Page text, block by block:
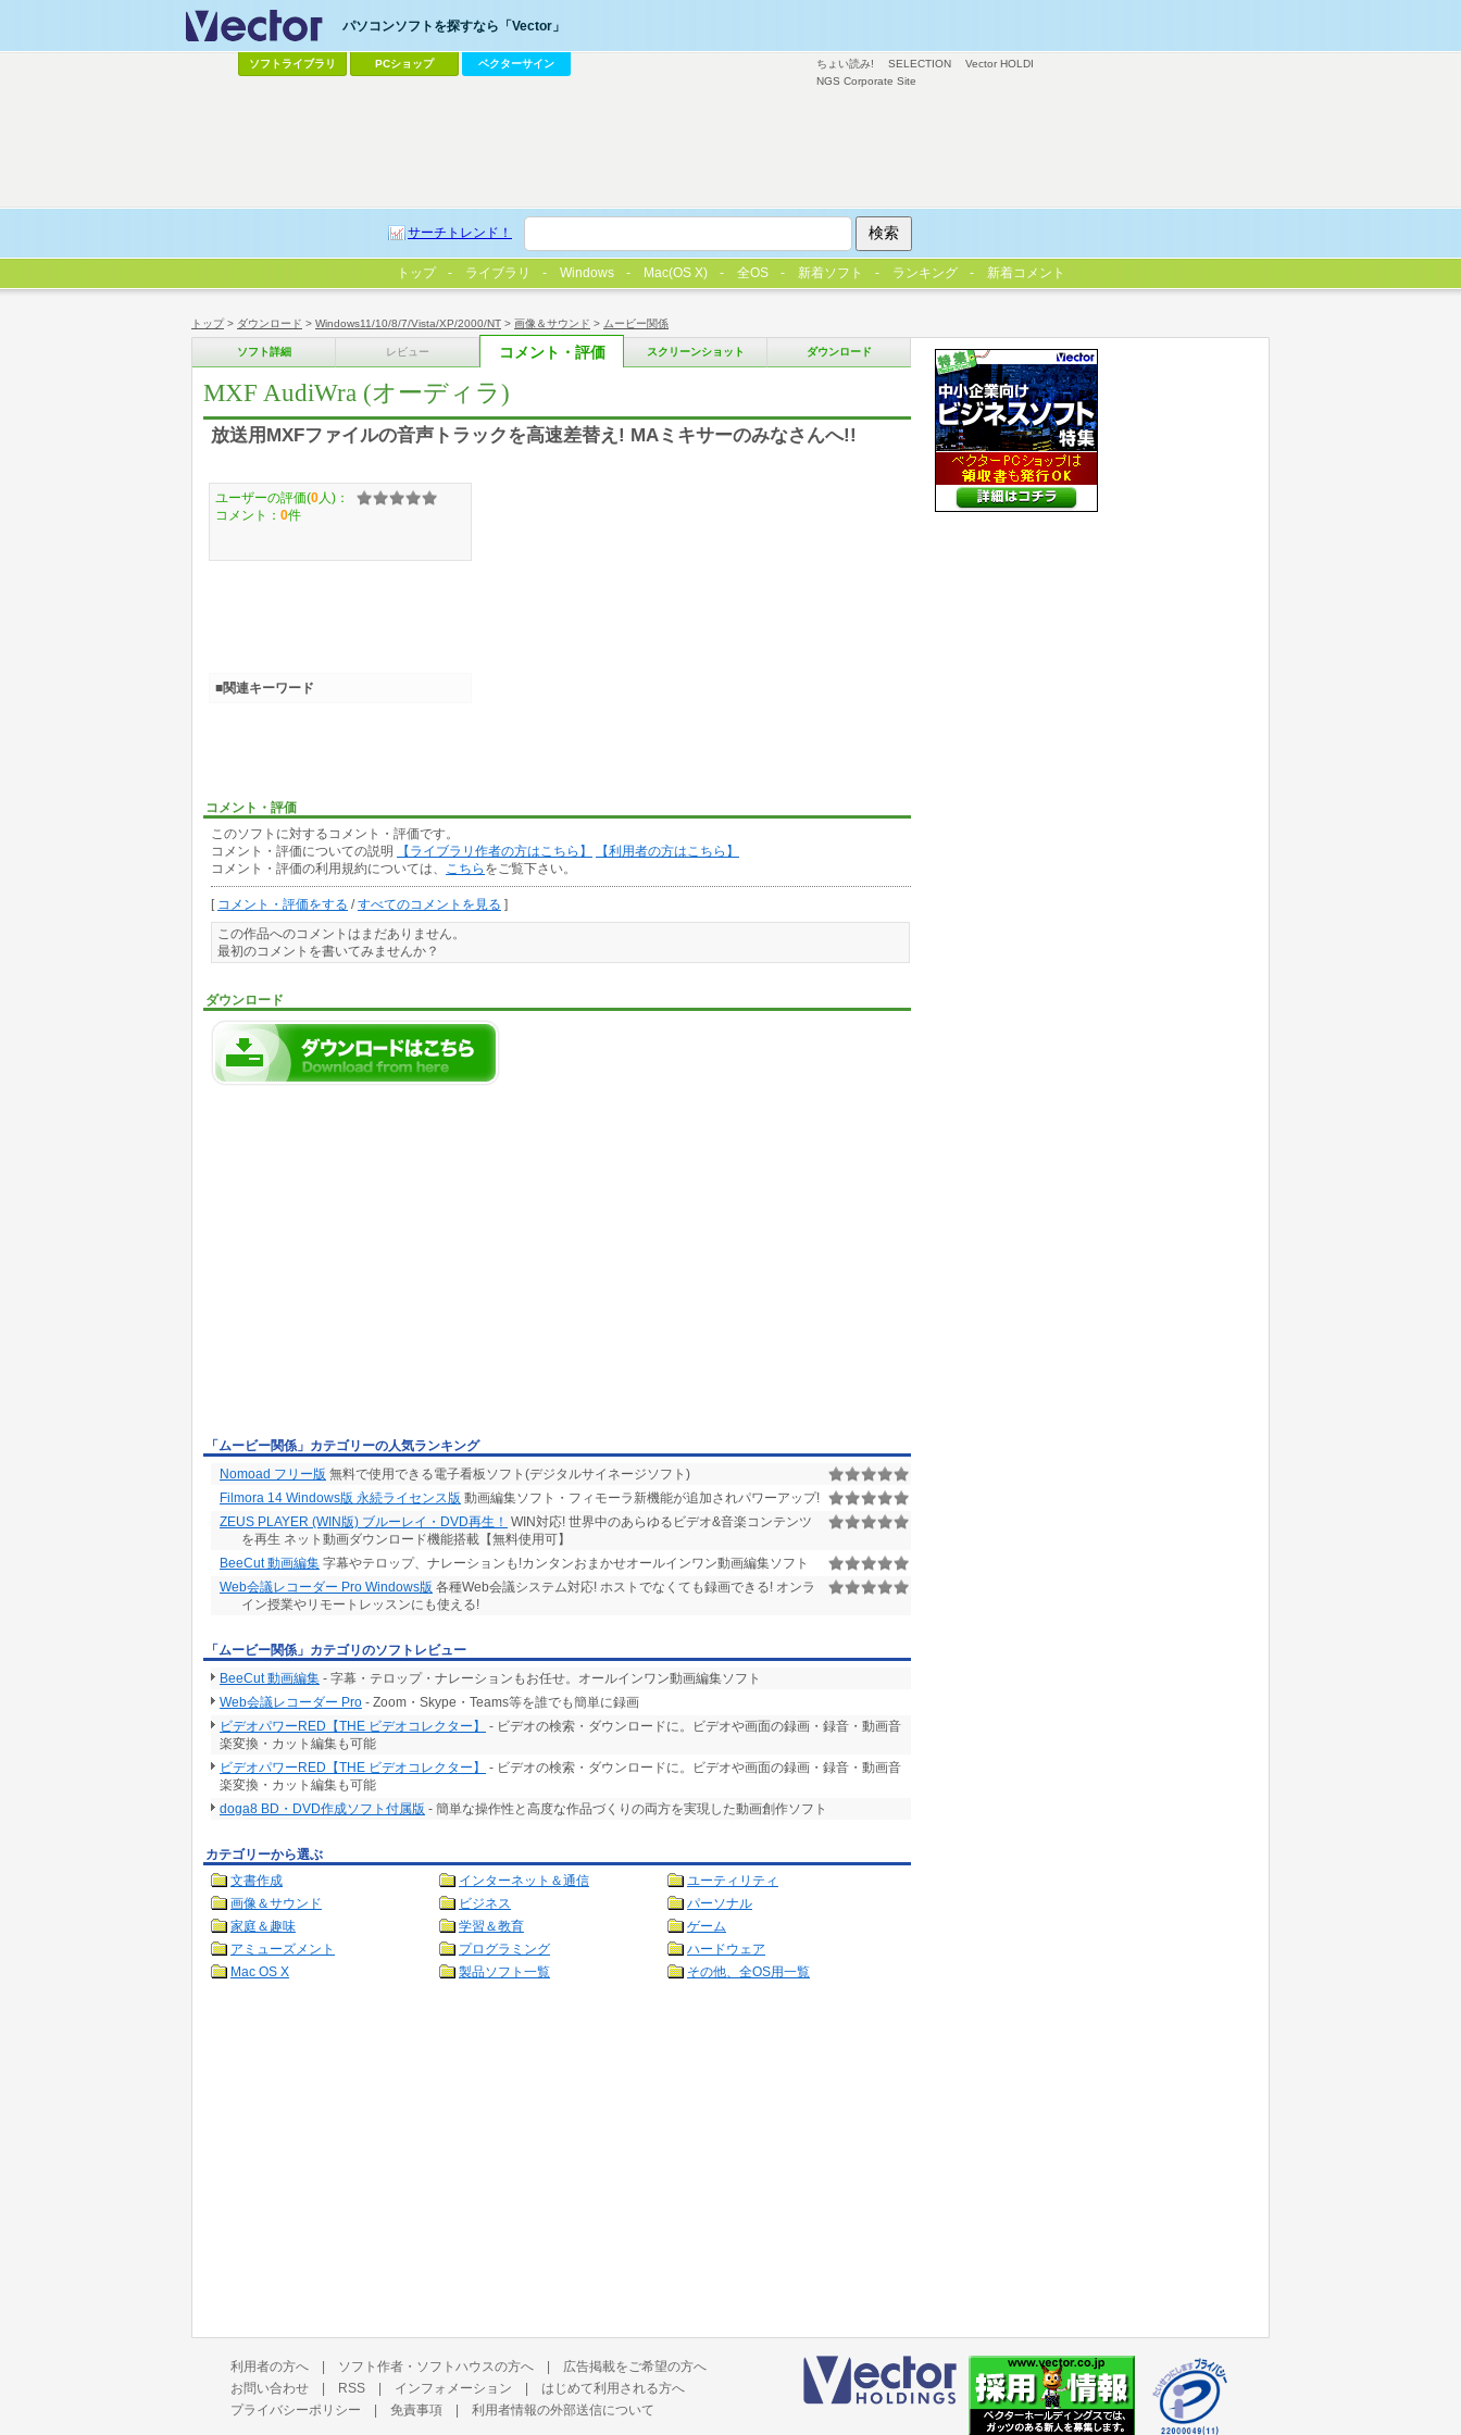
トップ> ダウンロード > Windows11/10/8/7/Vista/XP/2000/NT > 画像＆サウンド > ムービー関係
ソフト詳細 レビュー コメント・評価 スクリーンショット ダウンロード
MXF AudiWra (オーディラ)
放送用MXFファイルの音声トラックを高速差替え! MAミキサーのみなさんへ!!
コメント・評価
このソフトに対するコメント・評価です。
コメント・評価についての説明
【ライブラリ作者の方はこちら】
【利用者の方はこちら】
コメント・評価の利用規約については、
こちら をご覧下さい。
[ コメント・評価をする /すべてのコメントを見る ]
この作品へのコメントはまだありません。
最初のコメントを書いてみませんか？
ダウンロード
ユーザーの評価(0 人)：
コメント： 0件
■関連キーワード
「ムービー関係」カテゴリーの人気ランキング
Nomoad フリー版 無料で使用できる電子看板ソフト(デジタルサイネージソフト)
Filmora 14 Windows版 永続ライセンス版 動画編集ソフト・フィモーラ新機能が追加されパワーアップ!
ZEUS PLAYER (WIN版) ブルーレイ・DVD再生！ WIN対応! 世界中のあらゆるビデオ&音楽コンテンツ
を再生 ネット動画ダウンロード機能搭載【無料使用可】
BeeCut 動画編集 字幕やテロップ、ナレーションも!カンタンおまかせオールインワン動画編集ソフト
Web会議レコーダー Pro Windows版 各種Web会議システム対応! ホストでなくても録画できる! オンラ
イン授業やリモートレッスンにも使える!
「ムービー関係」カテゴリのソフトレビュー
BeeCut 動画編集 - 字幕・テロップ・ナレーションもお任せ。オールインワン動画編集ソフト
Web会議レコーダー Pro - Zoom・Skype・Teams等を誰でも簡単に録画
ビデオパワーRED【THE ビデオコレクター】
- ビデオの検索・ダウンロードに。ビデオや画面の録画・録音・動画音
楽変換・カット編集も可能
ビデオパワーRED【THE ビデオコレクター】
- ビデオの検索・ダウンロードに。ビデオや画面の録画・録音・動画音
楽変換・カット編集も可能
doga8 BD・DVD作成ソフト付属版 - 簡単な操作性と高度な作品づくりの両方を実現した動画創作ソフト
カテゴリーから選ぶ
文書作成
インターネット＆通信
ユーティリティ
画像＆サウンド
ビジネス
パーソナル
家庭＆趣味
学習＆教育
ゲーム
アミューズメント
プログラミング
ハードウェア
Mac OS X
製品ソフト一覧 その他、全OS用一覧
ちょい読み! SELECTION
Vector HOLDI
NGS Corporate Site
パソコンソフトを探すなら「Vector」
ソフトライブラリ PCショップ ベクターサイン
サーチトレンド！
トップ ライブラリ Windows Mac(OS X) 全OS 新着ソフト ランキング 新着コメント
利用者の方へ | ソフト作者・ソフトハウスの方へ | 広告掲載をご希望の方へ
お問い合わせ | RSS | インフォメーション | はじめて利用される方へ
プライバシーポリシー | 免責事項 | 利用者情報の外部送信について